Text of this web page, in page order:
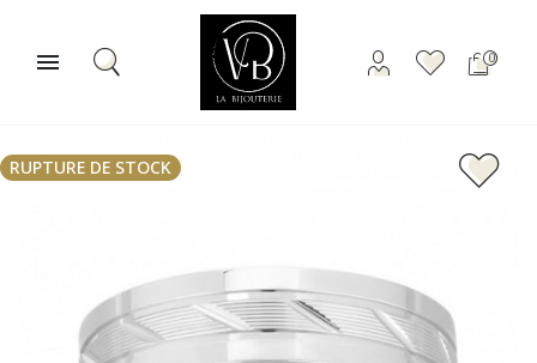
 0
RUPTURE DE STOCK